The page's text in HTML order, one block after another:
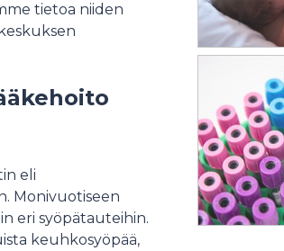
tietoa niiden
eli
Monivuotiseen
eri syöpätauteihin.
keuhkosyöpää,